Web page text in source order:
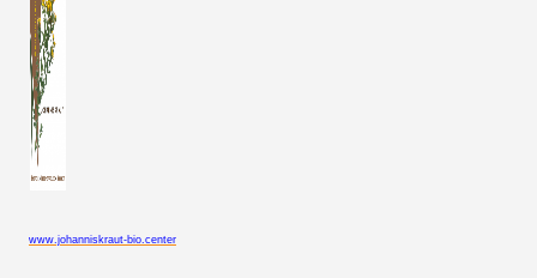
www.johanniskraut-bio.center